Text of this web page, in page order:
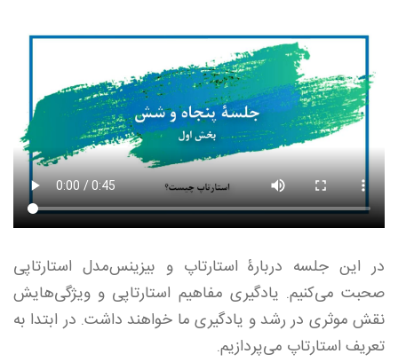
در این جلسه دربارۀ استارتاپ و بیزینس‌مدل استارتاپی
صحبت می‌کنیم. یادگیری مفاهیم استارتاپی و ویژگی‌هایش
نقش موثری در رشد و یادگیری ما خواهند داشت. در ابتدا به
تعریف استارتاپ می‌پردازیم.